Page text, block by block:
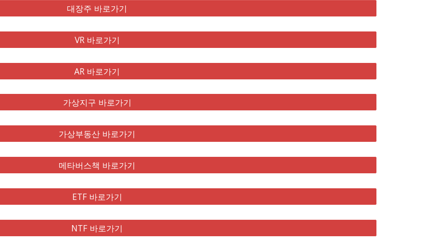
대장주 바로가기
VR 바로가기
AR 바로가기
가상지구 바로가기
가상부동산 바로가기
메타버스책 바로가기
ETF 바로가기
NTF 바로가기